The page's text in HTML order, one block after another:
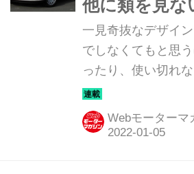
他に類を見な
【時代が追い
クルマ】
一見奇抜なデザイ
でしなくてもと思
ったり、使い切れ
たり・・・ここでは
い個性を持つ欧州
を当ててみよう。
Webモーターマ